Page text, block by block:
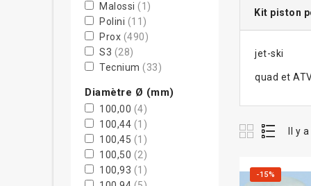
Malossi (1)
Polini (11)
Prox (490)
S3 (28)
Tecnium (33)
Tyga-Performance
(3)
Vertex (1000)
VHM (1)
WISECO(179)
WÖSSNER
Diamètre Ø (mm)
100,00 (4)
100,44 (1)
100,45 (1)
100,50 (2)
100,93 (1)
Kit piston
jet-ski
quad et
Il y
-15%